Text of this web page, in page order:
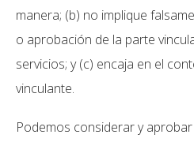
manera; (b) no implique
o aprobación de la parte
servicios; y (c) encaja en el
vinculante.
Podemos considerar y